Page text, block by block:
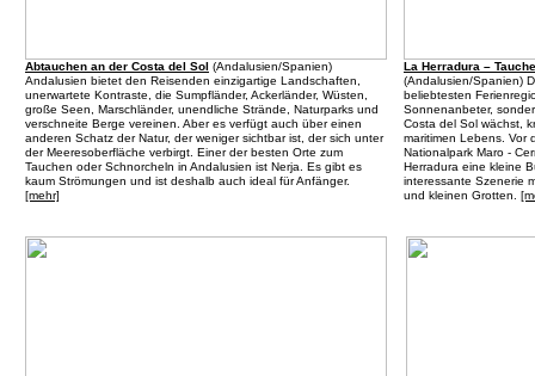
Abtauchen an der Costa del Sol (Andalusien/Spanien)
Andalusien bietet den Reisenden einzigartige Landschaften,
unerwartete Kontraste, die Sumpfländer, Ackerländer, Wüsten,
große Seen, Marschländer, unendliche Strände, Naturparks und
verschneite Berge vereinen. Aber es verfügt auch über einen
anderen Schatz der Natur, der weniger sichtbar ist, der sich unter
der Meeresoberfläche verbirgt. Einer der besten Orte zum
Tauchen oder Schnorcheln in Andalusien ist Nerja. Es gibt es
kaum Strömungen und ist deshalb auch ideal für Anfänger.
[mehr]
La Herradura –
(Andalusien/Spanien)
beliebtesten
Sonnenanbeter,
Costa del Sol wächst,
maritimen Lebens. Vor
Nationalpark Maro -
Herradura eine kleine
interessante Szenerie
und kleinen Grotten.